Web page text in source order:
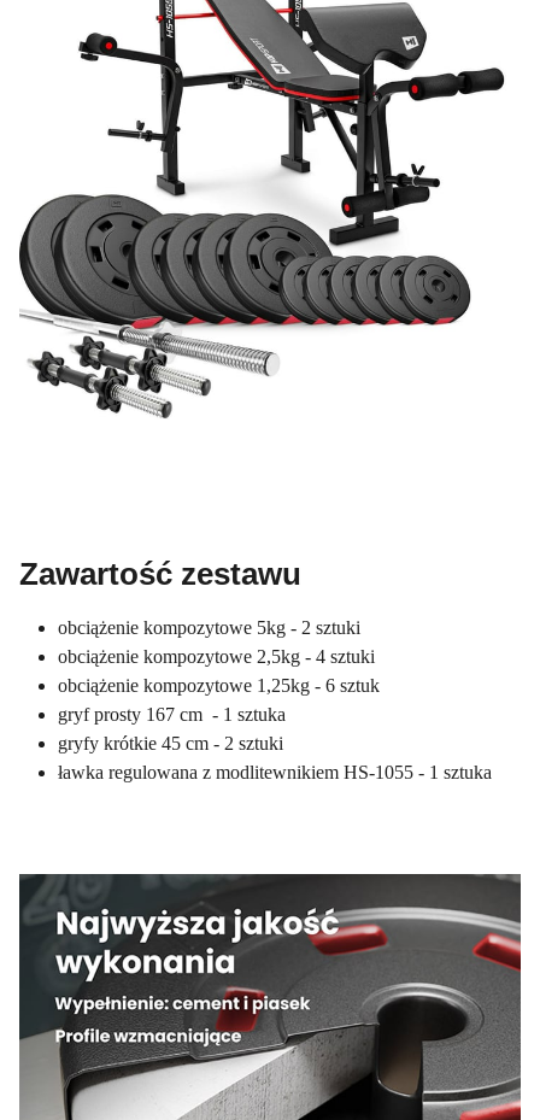
Zawartość zestawu
obciążenie kompozytowe 5kg - 2 sztuki
obciążenie kompozytowe 2,5kg - 4 sztuki
obciążenie kompozytowe 1,25kg - 6 sztuk
gryf prosty 167 cm - 1 sztuka
gryfy krótkie 45 cm - 2 sztuki
ławka regulowana z modlitewnikiem HS-1055 - 1 sztuka